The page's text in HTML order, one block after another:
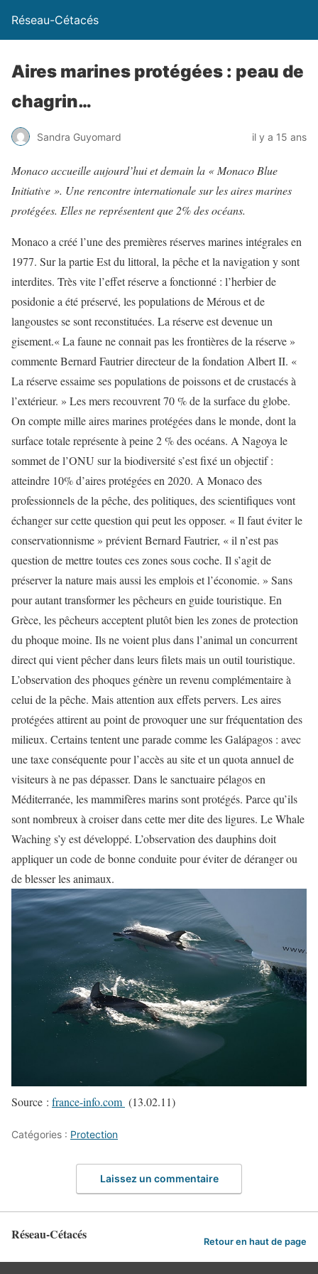
Réseau-Cétacés
Aires marines protégées : peau de
chagrin…
Sandra Guyomard il y a 15 ans
Monaco accueille aujourd’hui et demain la « Monaco Blue
Initiative ». Une rencontre internationale sur les aires marines
protégées. Elles ne représentent que 2% des océans.
Monaco a créé l’une des premières réserves marines intégrales en
1977. Sur la partie Est du littoral, la pêche et la navigation y sont
interdites. Très vite l’effet réserve a fonctionné : l’herbier de
posidonie a été préservé, les populations de Mérous et de
langoustes se sont reconstituées. La réserve est devenue un
gisement.« La faune ne connait pas les frontières de la réserve »
commente Bernard Fautrier directeur de la fondation Albert II. «
La réserve essaime ses populations de poissons et de crustacés à
l’extérieur. » Les mers recouvrent 70 % de la surface du globe.
On compte mille aires marines protégées dans le monde, dont la
surface totale représente à peine 2 % des océans. A Nagoya le
sommet de l’ONU sur la biodiversité s’est fixé un objectif :
atteindre 10% d’aires protégées en 2020. A Monaco des
professionnels de la pêche, des politiques, des scientifiques vont
échanger sur cette question qui peut les opposer. « Il faut éviter le
conservationnisme » prévient Bernard Fautrier, « il n’est pas
question de mettre toutes ces zones sous coche. Il s’agit de
préserver la nature mais aussi les emplois et l’économie. » Sans
pour autant transformer les pêcheurs en guide touristique. En
Grèce, les pêcheurs acceptent plutôt bien les zones de protection
du phoque moine. Ils ne voient plus dans l’animal un concurrent
direct qui vient pêcher dans leurs filets mais un outil touristique.
L’observation des phoques génère un revenu complémentaire à
celui de la pêche. Mais attention aux effets pervers. Les aires
protégées attirent au point de provoquer une sur fréquentation des
milieux. Certains tentent une parade comme les Galápagos : avec
une taxe conséquente pour l’accès au site et un quota annuel de
visiteurs à ne pas dépasser. Dans le sanctuaire pélagos en
Méditerranée, les mammifères marins sont protégés. Parce qu’ils
sont nombreux à croiser dans cette mer dite des ligures. Le Whale
Waching s’y est développé. L’observation des dauphins doit
appliquer un code de bonne conduite pour éviter de déranger ou
de blesser les animaux.
Source : france-info.com (13.02.11)
Catégories : Protection
Laissez un commentaire
Réseau-Cétacés Retour en haut de page